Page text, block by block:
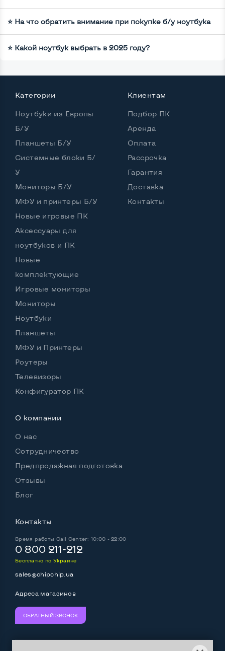
⭐ На что обратить внимание при покупке б/у ноутбука
⭐ Какой ноутбук выбрать в 2025 году?
Категории
Ноутбуки из Европы
Б/У
Планшеты Б/У
Системные блоки Б/
У
Мониторы Б/У
МФУ и принтеры Б/У
Новые игровые ПК
Аксессуары для
ноутбуков и ПК
Новые
комплектующие
Игровые мониторы
Мониторы
Ноутбуки
Планшеты
МФУ и Принтеры
Роутеры
Телевизоры
Конфигуратор ПК
Клиентам
Подбор ПК
Аренда
Оплата
Рассрочка
Гарантия
Доставка
Контакты
О компании
О нас
Сотрудничество
Предпродажная подготовка
Отзывы
Блог
Контакты
Время работы Call Center: 10:00 - 22:00
0 800 211-212
Бесплатно по Украине
sales@chipchip.ua
Адреса магазинов
ОБРАТНЫЙ ЗВОНОК